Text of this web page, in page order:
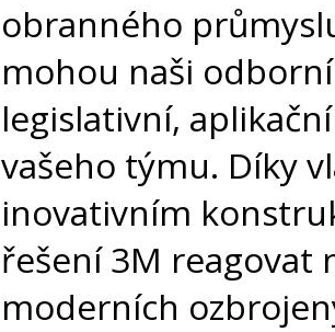
obranného
mohou naši
legislativní,
vašeho týmu. Díky
inovativním
řešení 3M reagovat
moderních